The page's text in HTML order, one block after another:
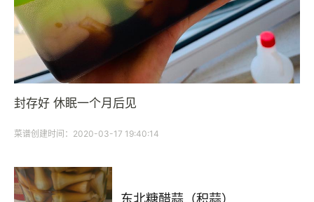
封存好 休眠一个月后见
菜谱创建时间：2020-03-17 19:40:14
东北糖醋蒜（积蒜）